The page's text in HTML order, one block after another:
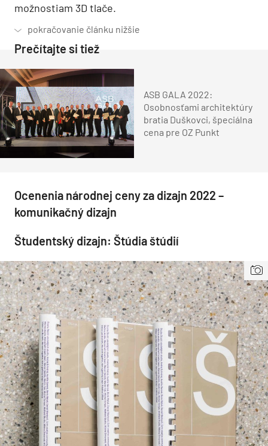
možnostiam 3D tlače.
Prečítajte si tiež
ASB GALA 2022:
Osobnosťami architektúry
bratia Duškovci, špeciálna
cena pre OZ Punkt
Ocenenia národnej ceny za dizajn 2022 –
komunikačný dizajn
Študentský dizajn: Štúdia štúdií